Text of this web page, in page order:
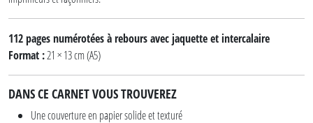
112 pages numérotées à rebours avec jaquette et intercalaire
Format :21 × 13 cm (A5)
DANS CE CARNET VOUS TROUVEREZ
Une couverture en papier solide et texturé